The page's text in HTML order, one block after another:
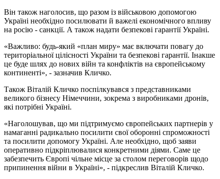
Він також наголосив, що разом із військовою допомогою
Україні необхідно посилювати й важелі економічного впливу
на росію - санкції. А також надати безпекові гарантії Україні.
«Важливо: будь-який «план миру» має включати повагу до
територіальної цілісності України та безпекові гарантії. Інакше
це буде шлях до нових війн та конфліктів на європейському
континенті», - зазначив Кличко.
Також Віталій Кличко поспілкувався з представниками
великого бізнесу Німеччини, зокрема з виробниками дронів,
які потрібні Україні.
«Наголошував, що ми підтримуємо європейських партнерів у
намаганні радикально посилити свої оборонні спроможності
та посилити допомогу Україні. Але необхідно, щоб заяви
оперативно підкріплювалися конкретними діями. Саме це
забезпечить Європі чільне місце за столом переговорів щодо
припинення війни в Україні», - підкреслив Віталій Кличко.